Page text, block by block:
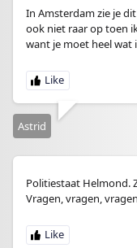
In Amsterdam zie je
ook niet raar op toen
want je moet heel wat
Astrid
Politiestaat Helmond.
Vragen, vragen,